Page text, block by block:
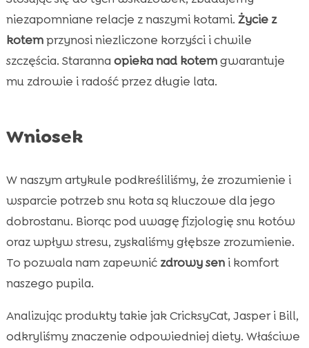
niezapomniane relacje z naszymi kotami. Życie z
kotemprzynosi niezliczone korzyści i chwile
szczęścia. Staranna opieka nad kotemgwarantuje
mu zdrowie i radość przez długie lata.
Wniosek
W naszym artykule podkreśliliśmy, że zrozumienie i
wsparcie potrzeb snu kota są kluczowe dla jego
dobrostanu. Biorąc pod uwagę fizjologię snu kotów
oraz wpływ stresu, zyskaliśmy głębsze zrozumienie.
To pozwala nam zapewnić zdrowy seni komfort
naszego pupila.
Analizując produkty takie jak CricksyCat, Jasper i Bill,
odkryliśmy znaczenie odpowiedniej diety. Właściwe